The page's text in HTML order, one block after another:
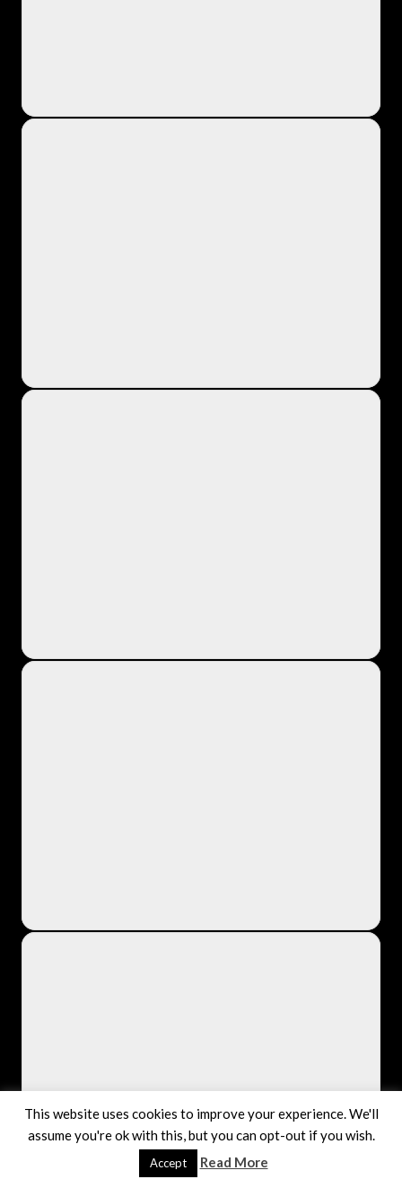
This website uses cookies to improve your experience. We'll
assume you're ok with this, but you can opt-out if you wish.
Accept Read More